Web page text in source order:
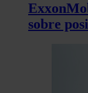
sobre